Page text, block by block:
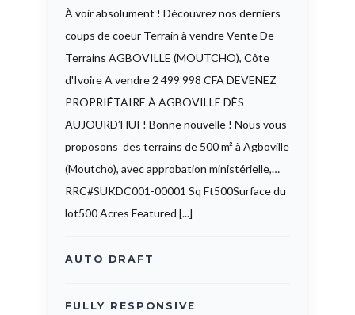
À voir absolument ! Découvrez nos derniers
coups de coeur Terrain à vendre Vente De
Terrains AGBOVILLE (MOUTCHO), Côte
d'Ivoire A vendre 2 499 998 CFA DEVENEZ
PROPRIÉTAIRE À AGBOVILLE DÈS
AUJOURD’HUI ! Bonne nouvelle ! Nous vous
proposons des terrains de 500 m² à Agboville
(Moutcho), avec approbation ministérielle,…
RRC#SUKDC001-00001 Sq Ft500Surface du
lot500 Acres Featured [...]
AUTO DRAFT
FULLY RESPONSIVE